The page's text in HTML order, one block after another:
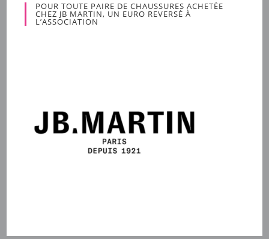
POUR TOUTE PAIRE DE CHAUSSURES ACHETÉE
CHEZ JB MARTIN, UN EURO REVERSÉ À
L’ASSOCIATION